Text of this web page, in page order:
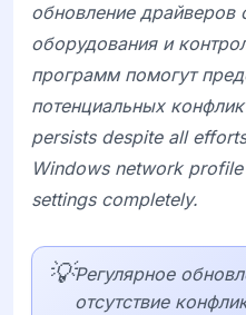
обновление драйверов
оборудования и
программ помогут
потенциальных
persists despite all
Windows network
settings completely.
💡Регулярное
отсутствие